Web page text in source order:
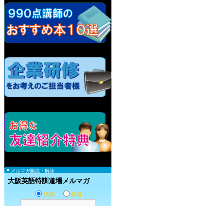
メルマガ購読・解除
大阪英語特訓道場メルマガ
購読 解除